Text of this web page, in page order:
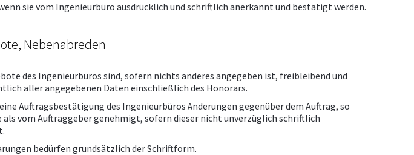
sie vom Ingenieurbüro ausdrücklich und schriftlich anerkannt und bestätigt werden.
Nebenabreden
des Ingenieurbüros sind, sofern nichts anderes angegeben ist, freibleibend und
aller angegebenen Daten einschließlich des Honorars.
Auftragsbestätigung des Ingenieurbüros Änderungen gegenüber dem Auftrag, so
als vom Auftraggeber genehmigt, sofern dieser nicht unverzüglich schriftlich
bedürfen grundsätzlich der Schriftform.